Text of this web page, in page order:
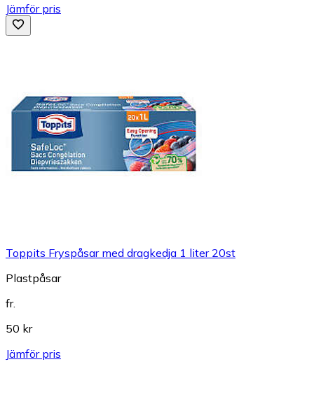
Jämför pris
Toppits Fryspåsar med dragkedja 1 liter 20st
Plastpåsar
fr.
50 kr
Jämför pris